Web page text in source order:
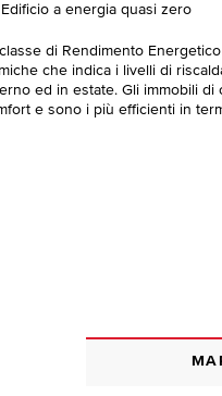
Edificio a energia quasi zero
di Rendimento
che indica i livelli di
ed in estate. Gli immobili
e sono i più efficienti in